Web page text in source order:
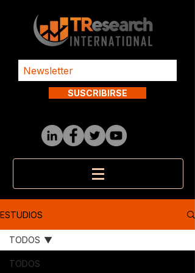
SUSCRIBIRSE
ESTUDIOS
TODOS
TODOS